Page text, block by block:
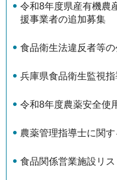
令和8年度県産有機農
援事業者の追加募集
食品衛生法違反者等の
兵庫県食品衛生監視
令和8年度農薬安全使
農薬管理指導士に関
食品関係営業施設リ